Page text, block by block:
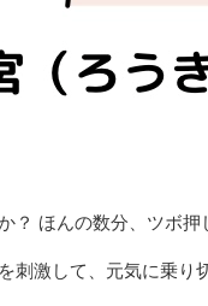
？ ほんの数分、ツボ押
刺激して、元気に乗り